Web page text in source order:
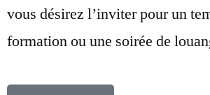
vous désirez l’inviter pour un
formation ou une soirée de